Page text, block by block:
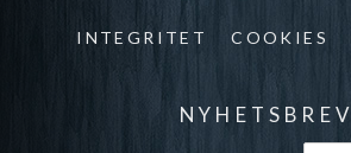
INTEGRITET COOKIES
NYHETSBREV